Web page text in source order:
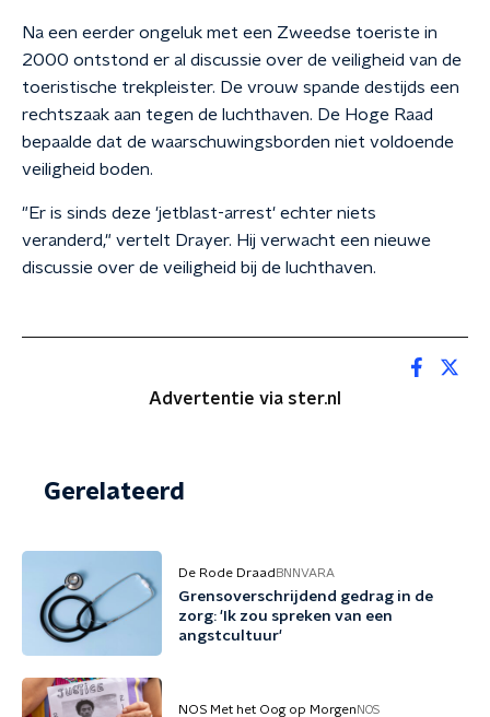
Na een eerder ongeluk met een Zweedse toeriste in
2000 ontstond er al discussie over de veiligheid van de
toeristische trekpleister. De vrouw spande destijds een
rechtszaak aan tegen de luchthaven. De Hoge Raad
bepaalde dat de waarschuwingsborden niet voldoende
veiligheid boden.
"Er is sinds deze 'jetblast-arrest' echter niets
veranderd," vertelt Drayer. Hij verwacht een nieuwe
discussie over de veiligheid bij de luchthaven.
Advertentie via ster.nl
Gerelateerd
De Rode Draad BNNVARA
Grensoverschrijdend gedrag in de
zorg: 'Ik zou spreken van een
angstcultuur'
NOS Met het Oog op Morgen NOS